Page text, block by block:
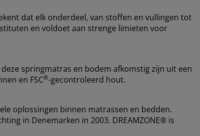
dat elk onderdeel, van stoffen en vullingen tot
en voldoet aan strenge limieten voor
springmatras en bodem afkomstig zijn uit een
en FSC®-gecontroleerd hout.
oplossingen binnen matrassen en bedden.
in Denemarken in 2003. DREAMZONE® is